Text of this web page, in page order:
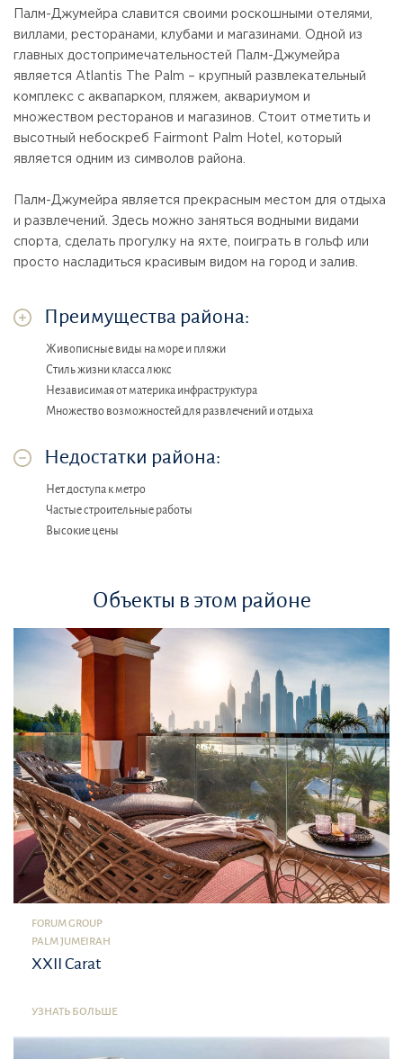
Палм-Джумейра славится своими роскошными отелями,
виллами, ресторанами, клубами и магазинами. Одной из
главных достопримечательностей Палм-Джумейра
является Atlantis The Palm – крупный развлекательный
комплекс с аквапарком, пляжем, аквариумом и
множеством ресторанов и магазинов. Стоит отметить и
высотный небоскреб Fairmont Palm Hotel, который
является одним из символов района.
Палм-Джумейра является прекрасным местом для отдыха
и развлечений. Здесь можно заняться водными видами
спорта, сделать прогулку на яхте, поиграть в гольф или
просто насладиться красивым видом на город и залив.
Преимущества района:
Живописные виды на море и пляжи
Стиль жизни класса люкс
Независимая от материка инфраструктура
Множество возможностей для развлечений и отдыха
Недостатки района:
Нет доступа к метро
Частые строительные работы
Высокие цены
Объекты в этом районе
FORUM GROUP
PALM JUMEIRAH
XXII Carat
УЗНАТЬ БОЛЬШЕ